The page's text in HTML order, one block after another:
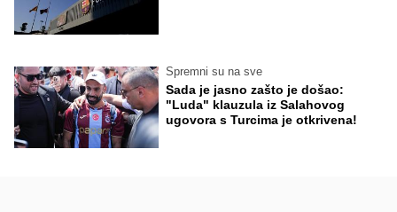
Spremni su na sve
Sada je jasno zašto je došao:
"Luda" klauzula iz Salahovog
ugovora s Turcima je otkrivena!